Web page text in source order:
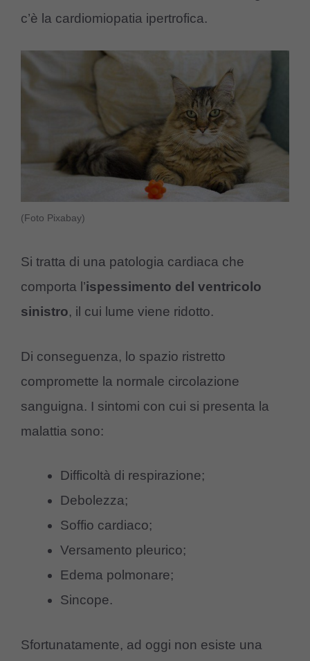
c’è la cardiomiopatia ipertrofica.
(Foto Pixabay)
Si tratta di una patologia cardiaca che
comporta l’ispessimento del ventricolo
sinistro, il cui lume viene ridotto.
Di conseguenza, lo spazio ristretto
compromette la normale circolazione
sanguigna. I sintomi con cui si presenta la
malattia sono:
Difficoltà di respirazione;
Debolezza;
Soffio cardiaco;
Versamento pleurico;
Edema polmonare;
Sincope.
Sfortunatamente, ad oggi non esiste una